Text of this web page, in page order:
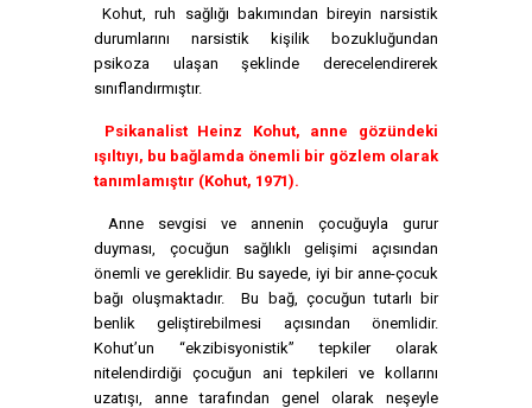
Kohut, ruh sağlığı bakımından bireyin narsistik
durumlarını narsistik kişilik bozukluğundan
psikoza ulaşan şeklinde derecelendirerek
sınıflandırmıştır.
Psikanalist Heinz Kohut, anne gözündeki
ışıltıyı, bu bağlamda önemli bir gözlem olarak
tanımlamıştır (Kohut, 1971).
Anne sevgisi ve annenin çocuğuyla gurur
duyması, çocuğun sağlıklı gelişimi açısından
önemli ve gereklidir. Bu sayede, iyi bir anne-çocuk
bağı oluşmaktadır. Bu bağ, çocuğun tutarlı bir
benlik geliştirebilmesi açısından önemlidir.
Kohut’un “ekzibisyonistik” tepkiler olarak
nitelendirdiği çocuğun ani tepkileri ve kollarını
uzatışı, anne tarafından genel olarak neşeyle